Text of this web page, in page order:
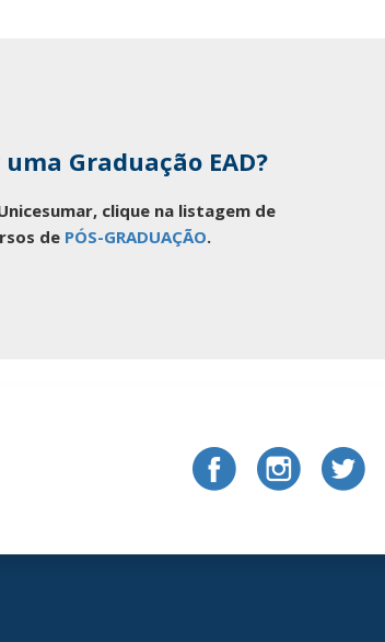
Graduação EAD?
clique na listagem de
de PÓS-GRADUAÇÃO.